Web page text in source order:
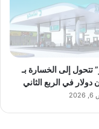
إلى الخسارة بـ